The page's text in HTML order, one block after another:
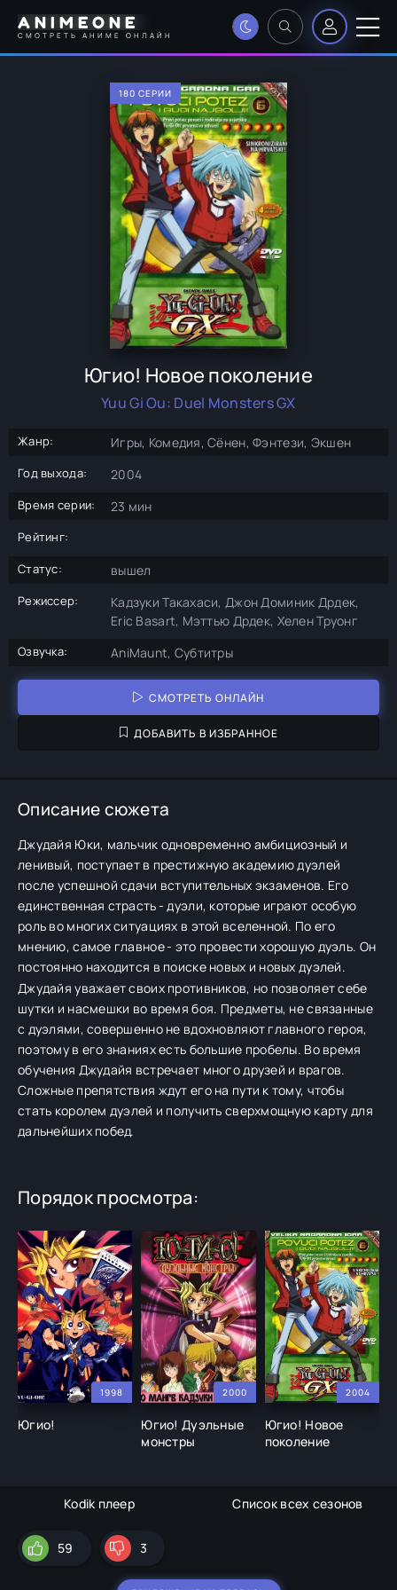
ANIMEONE
СМОТРЕТЬ АНИМЕ ОНЛАЙН
180 СЕРИИ
Югио! Новое поколение
Yuu Gi Ou: Duel Monsters GX
Жанр: Игры, Комедия, Сёнен, Фэнтези, Экшен
Год выхода: 2004
Время серии: 23 мин
Рейтинг:
Статус:
вышел
Режиссер:
Кадзуки Такахаси, Джон Доминик Дрдек,
Eric Basart, Мэттью Дрдек, Хелен Труонг
Озвучка: AniMaunt, Субтитры
СМОТРЕТЬ ОНЛАЙН
ДОБАВИТЬ В ИЗБРАННОЕ
Описание сюжета
Джудайя Юки, мальчик одновременно амбициозный и
ленивый, поступает в престижную академию дуэлей
после успешной сдачи вступительных экзаменов. Его
единственная страсть - дуэли, которые играют особую
роль во многих ситуациях в этой вселенной. По его
мнению, самое главное - это провести хорошую дуэль. Он
постоянно находится в поиске новых и новых дуэлей.
Джудайя уважает своих противников, но позволяет себе
шутки и насмешки во время боя. Предметы, не связанные
с дуэлями, совершенно не вдохновляют главного героя,
поэтому в его знаниях есть большие пробелы. Во время
обучения Джудайя встречает много друзей и врагов.
Сложные препятствия ждут его на пути к тому, чтобы
стать королем дуэлей и получить сверхмощную карту для
дальнейших побед.
Порядок просмотра:
1998
Югио!
2000
Югио! Дуэльные
монстры
2004
Югио! Новое
поколение
Kodik плеер Список всех сезонов
59 3